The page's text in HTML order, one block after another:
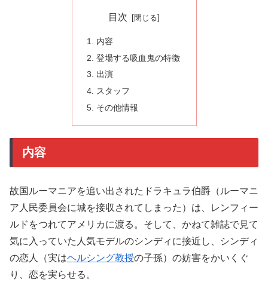
目次
内容
登場する吸血鬼の特徴
出演
スタッフ
その他情報
内容
故国ルーマニアを追い出されたドラキュラ伯爵（ルーマニ
ア人民委員会に城を接収されてしまった）は、レンフィー
ルドをつれてアメリカに渡る。そして、かねて雑誌で見て
気に入っていた人気モデルのシンディに接近し、シンディ
の恋人（実はヘルシング教授の子孫）の妨害をかいくぐ
り、恋を実らせる。